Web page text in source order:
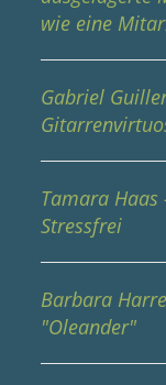
wie eine
Gabriel
Tamara
Stressfrei
Barbara
"Oleander"